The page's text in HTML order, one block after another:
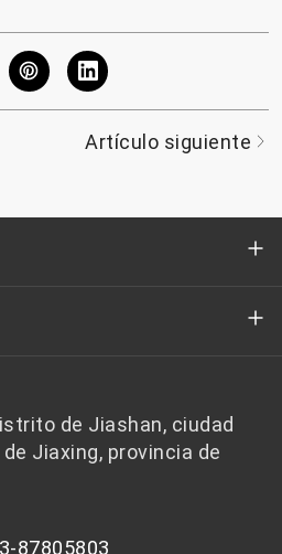
Artículo siguiente
para botellas
son aptos para botellas
de Jiashan, ciudad
Jiaxing, provincia de
87805803